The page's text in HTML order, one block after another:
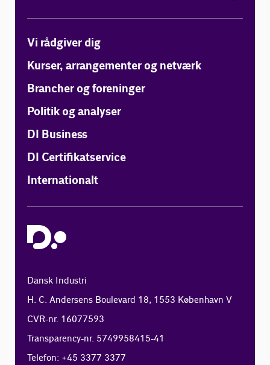
Vi rådgiver dig
Kurser, arrangementer og netværk
Brancher og foreninger
Politik og analyser
DI Business
DI Certifikatservice
Internationalt
Dansk Industri
H. C. Andersens Boulevard 18, 1553 København V
CVR-nr. 16077593
Transparency-nr. 5749958415-41
Telefon: +45 3377 3377